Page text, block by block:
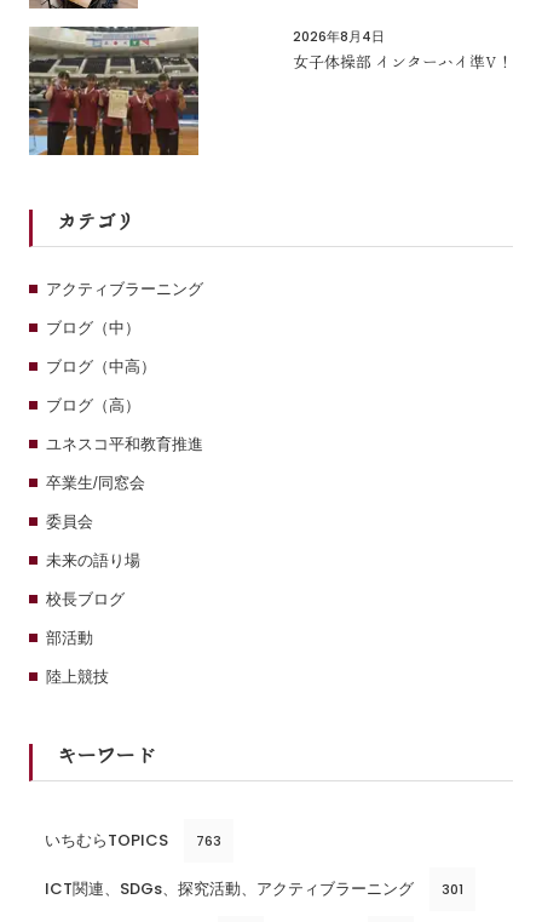
2026年8月4日
女子体操部 インターハイ準V！
カテゴリ
アクティブラーニング
ブログ（中）
ブログ（中高）
ブログ（高）
ユネスコ平和教育推進
卒業生/同窓会
委員会
未来の語り場
校長ブログ
部活動
陸上競技
キーワード
いちむらTOPICS 763
ICT関連、SDGs、探究活動、アクティブラーニング 301